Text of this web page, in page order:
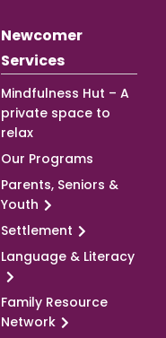
Newcomer
Services
Mindfulness Hut – A
private space to
relax
Our Programs
Parents, Seniors &
Youth
Settlement
Language & Literacy
Family Resource
Network